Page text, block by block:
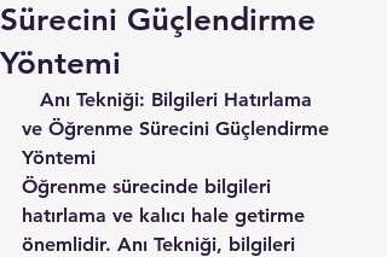
Sürecini Güçlendirme
Yöntemi
ve Öğrenme Sürecini Güçlendirme
Yöntemi
Öğrenme sürecinde bilgileri
hatırlama ve kalıcı hale getirme
önemlidir. Anı Tekniği, bilgileri